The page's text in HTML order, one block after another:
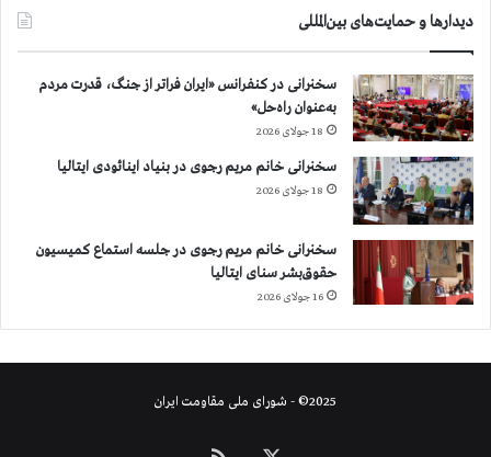
ا
ی
»
،
م
ر
گ
ب
ر
د
ک
دیدارها و حمایت‌های بین‌المللی
سخنرانی در کنفرانس «ایران فراتر از جنگ، قدرت مردم
به‌عنوان راه‌حل»
18 جولای 2026
سخنرانی خانم مریم رجوی در بنیاد اینائودی ایتالیا
18 جولای 2026
سخنرانی خانم مریم رجوی در جلسه استماع کمیسیون
حقوق‌بشر سنای ایتالیا
16 جولای 2026
2025© - شورای ملی مقاومت ایران